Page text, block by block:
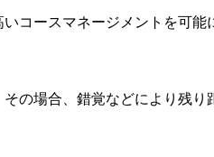
コースマネージメントを可能
の場合、錯覚などにより残